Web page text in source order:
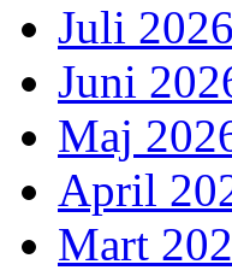
Juli 2026
Juni
Maj
April
Mart